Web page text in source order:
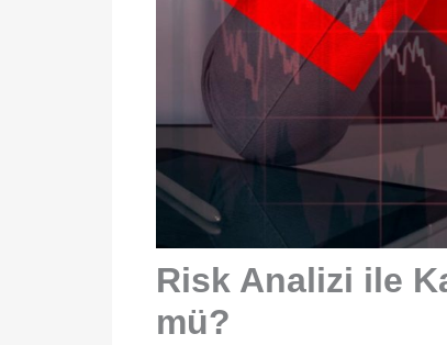
Risk Analizi ile
mü?